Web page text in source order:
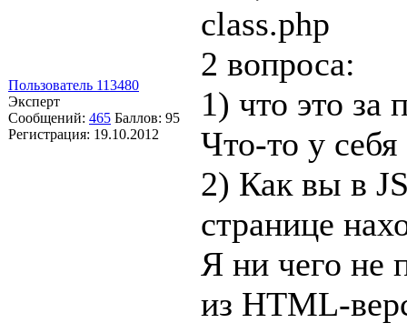
Пользователь 113480
Эксперт
Сообщений: 465 Баллов: 95
Регистрация: 19.10.2012
class.php
2 вопроса:
1) что это за
Что-то у
2) Как вы в
странице
Я ни чего не
из HTML-